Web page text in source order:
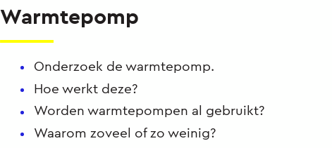
Warmtepomp
Onderzoek de warmtepomp.
Hoe werkt deze?
Worden warmtepompen al gebruikt?
Waarom zoveel of zo weinig?